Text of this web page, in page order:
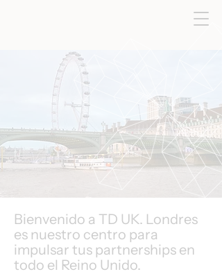
Bienvenido a TD UK. Londres
es nuestro centro para
impulsar tus partnerships en
todo el Reino Unido.